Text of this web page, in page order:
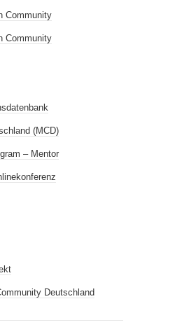
Community
Community
(MCD)
– Mentor
Deutschland